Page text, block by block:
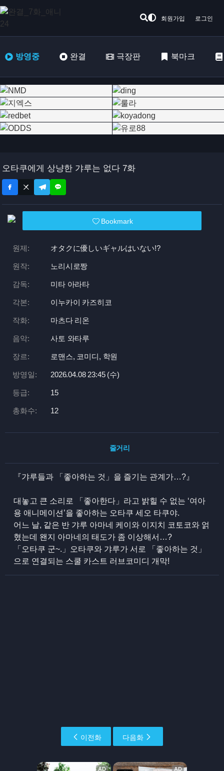
회원가입 로그인
방영중 완결 극장판 북마크
오타쿠에게 상냥한 갸루는 없다 7화
Bookmark
원제: オタクに優しいギャルはいない!?
원작: 노리시로짱
감독: 미타 아라타
각본: 이누카이 카즈히코
작화: 마츠다 리온
음악: 사토 와타루
장르: 로맨스, 코미디, 학원
방영일: 2026.04.08 23:45 (수)
등급: 15
총화수: 12
줄거리
『갸루들과 「좋아하는 것」을 즐기는 관계가…?』
대놓고 큰 소리로 「좋아한다」라고 밝힐 수 없는 ‘여아
용 애니메이션’을 좋아하는 오타쿠 세오 타쿠야.
어느 날, 같은 반 갸루 아마네 케이와 이지치 코토코와 얽
혔는데 왠지 아마네의 태도가 좀 이상해서…?
「오타쿠 군~.」오타쿠와 갸루가 서로 「좋아하는 것」
으로 연결되는 스쿨 카스트 러브코미디 개막!
이전화 다음화